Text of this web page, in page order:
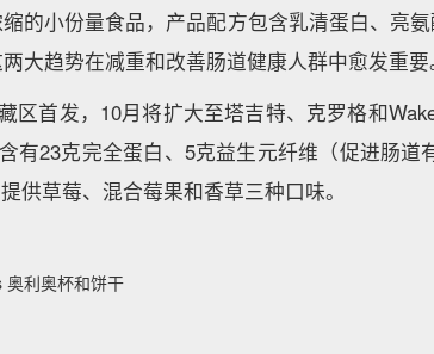
的小份量食品，产品配方包含乳清蛋白、亮
趋势在减重和改善肠道健康人群中愈发重要
区首发，10月将扩大至塔吉特、克罗格和
有23克完全蛋白、5克益生元纤维（促进肠道
供草莓、混合莓果和香草三种口味。
奥利奥杯和饼干